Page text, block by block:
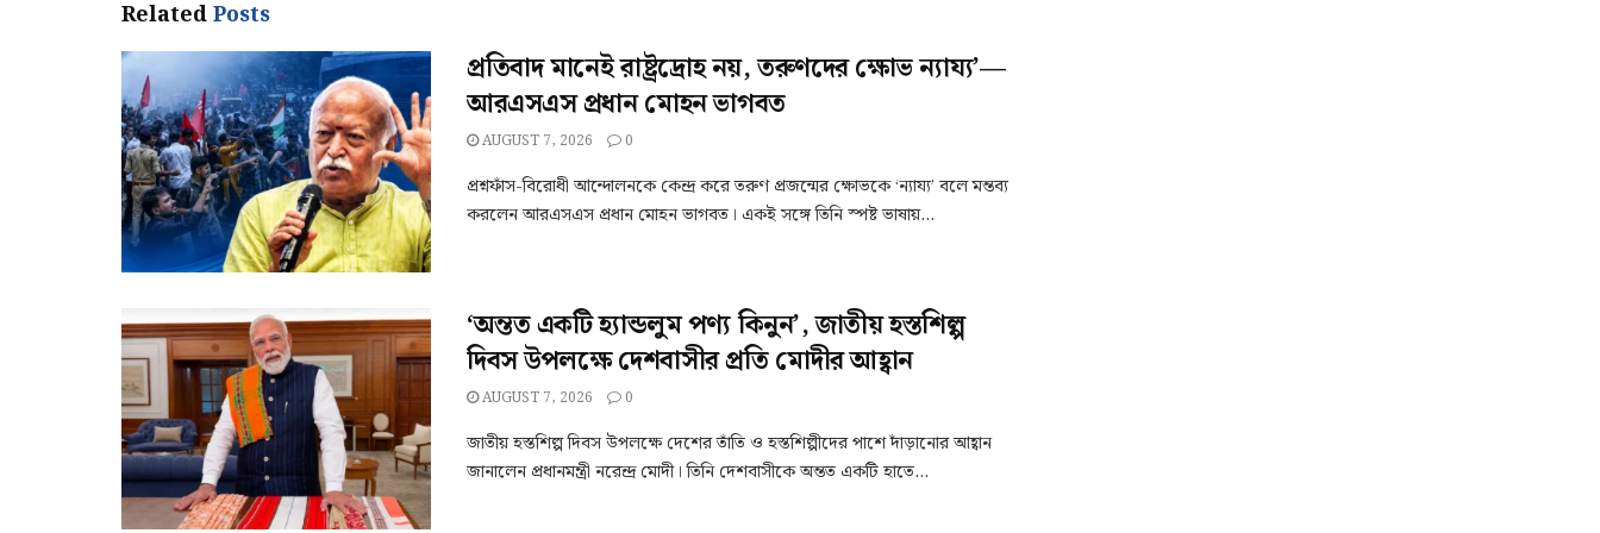
RelatedPosts
প্রতিবাদ মানেই রাষ্ট্রদ্রোহ নয়, তরুণদের ক্ষোভ ন্যায্য’—
আরএসএস প্রধান মোহন ভাগবত
AUGUST 7, 2026 0
প্রশ্নফাঁস-বিরোধী আন্দোলনকে কেন্দ্র করে তরুণ প্রজন্মের ক্ষোভকে ‘ন্যায্য’ বলে মন্তব্য
করলেন আরএসএস প্রধান মোহন ভাগবত। একই সঙ্গে তিনি স্পষ্ট ভাষায়...
‘অন্তত একটি হ্যান্ডলুম পণ্য কিনুন’, জাতীয় হস্তশিল্প
দিবস উপলক্ষে দেশবাসীর প্রতি মোদীর আহ্বান
AUGUST 7, 2026 0
জাতীয় হস্তশিল্প দিবস উপলক্ষে দেশের তাঁতি ও হস্তশিল্পীদের পাশে দাঁড়ানোর আহ্বান
জানালেন প্রধানমন্ত্রী নরেন্দ্র মোদী। তিনি দেশবাসীকে অন্তত একটি হাতে...